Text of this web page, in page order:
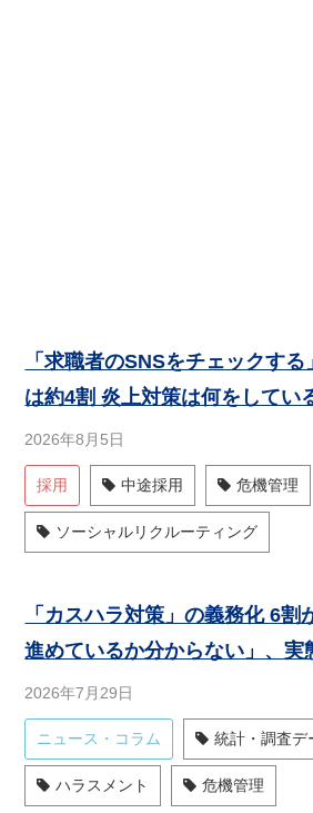
「求職者のSNSをチェックす
は約4割 炎上対策は何をしてい
2026年8月5日
採用 中途採用 危機管理
ソーシャルリクルーティング
「カスハラ対策」の義務化 6割
進めているか分からない」、実
2026年7月29日
ニュース・コラム 統計・調査デ
ハラスメント 危機管理